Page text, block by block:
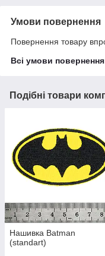
Умови повернення
Повернення товару
Всі умови повернення
Подібні товари
Нашивка Batman
(standart)